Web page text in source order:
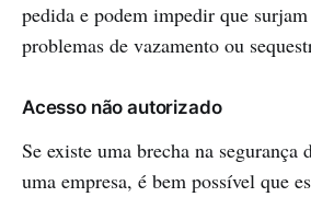
pedida e podem impedir que
problemas de vazamento ou
Acesso não autorizado
Se existe uma brecha na segurança
uma empresa, é bem possível que